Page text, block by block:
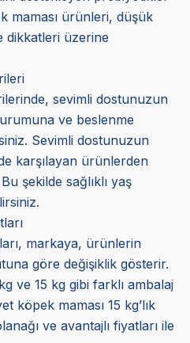
maması ürünleri, düşük
dikkatleri üzerine
sevimli dostunuzun
ve beslenme
Sevimli dostunuzun
karşılayan ürünlerden
şekilde sağlıklı yaş
markaya, ürünlerin
göre değişiklik gösterir.
ve 15 kg gibi farklı ambalaj
köpek maması 15 kg’lık
ve avantajlı fiyatları ile